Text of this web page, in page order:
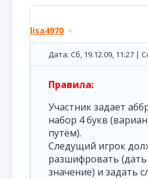
lisa4970
Дата: Сб, 19.12.09, 11:27 |
Правила:
Участник задает
набор 4 букв
путём).
Следущий игрок
разшифровать (дать
значение) и задать